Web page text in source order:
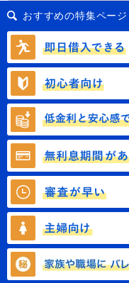
おすすめの特集ページ